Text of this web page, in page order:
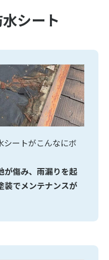
シート
シートがこんなにボ
が傷み、雨漏りを起
装でメンテナンスが